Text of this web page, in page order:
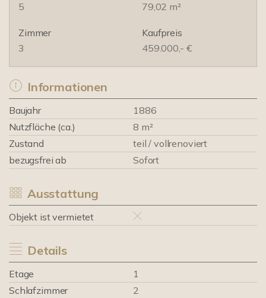
5
79,02 m²
Zimmer
3
Kaufpreis
459.000,- €
Informationen
Baujahr
1886
Nutzfläche (ca.)
8 m²
Zustand
teil / vollrenoviert
bezugsfrei ab
Sofort
Ausstattung
Objekt ist vermietet
Details
Etage
1
Schlafzimmer
2